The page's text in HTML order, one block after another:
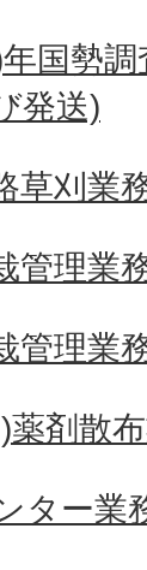
国勢
発送)
草刈業
管理業
管理業
剤散
ター業